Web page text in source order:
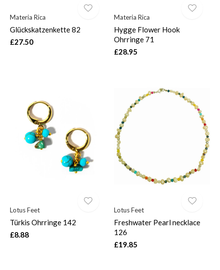
Materia Rica
Glückskatzenkette 82
£27.50
Materia Rica
Hygge Flower Hook
Ohrringe 71
£28.95
Lotus Feet
Türkis Ohrringe 142
£8.88
Lotus Feet
Freshwater Pearl necklace
126
£19.85